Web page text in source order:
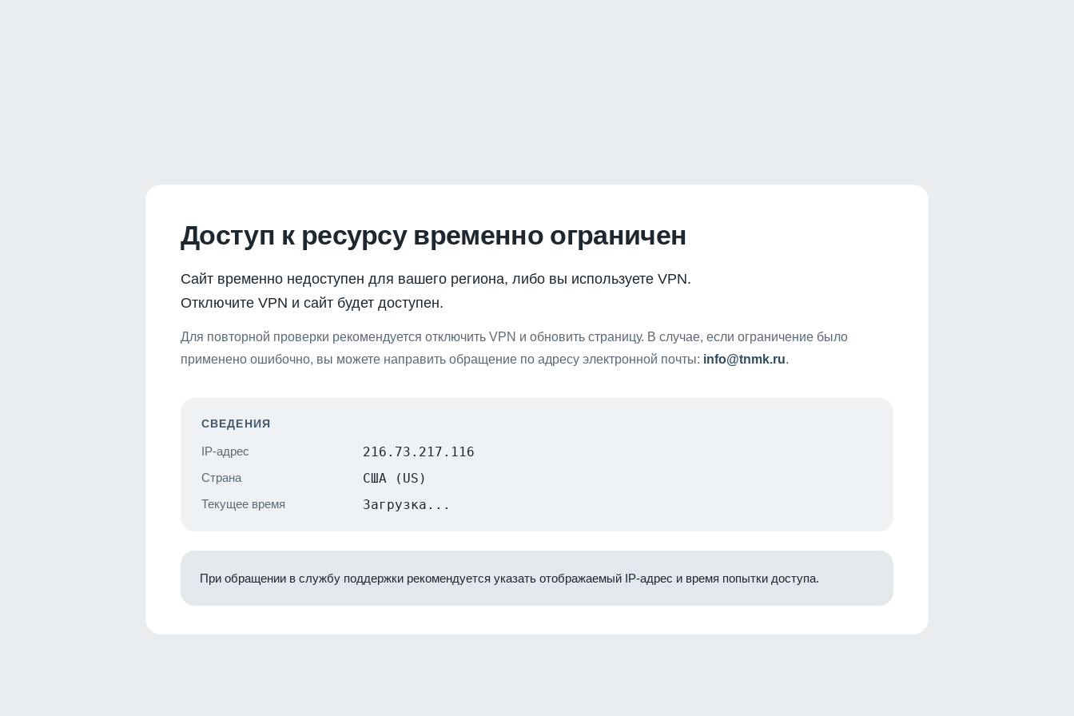
Доступ к ресурсу временно ограничен
Сайт временно недоступен для вашего региона, либо вы используете VPN.
Отключите VPN и сайт будет доступен.
Для повторной проверки рекомендуется отключить VPN и обновить страницу. В случае, если ограничение было
применено ошибочно, вы можете направить обращение по адресу электронной почты: info@tnmk.ru.
СВЕДЕНИЯ
IP-адрес 216.73.217.116
Страна США (US)
Текущее время Загрузка...
При обращении в службу поддержки рекомендуется указать отображаемый IP-адрес и время попытки доступа.